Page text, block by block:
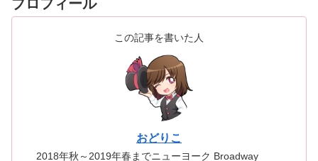
プロフィール
この記事を書いた人
おどりこ
2018年秋～2019年春までニューヨーク Broadway